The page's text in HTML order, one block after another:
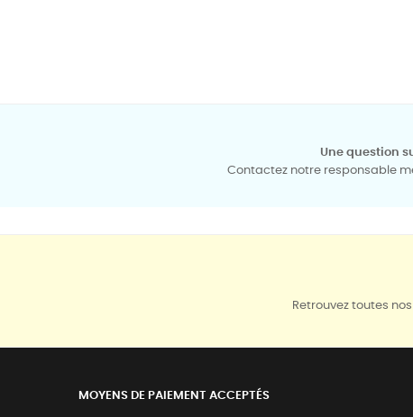
Une question
Contactez notre responsable
Retrouvez toutes
MOYENS DE PAIEMENT ACCEPTÉS